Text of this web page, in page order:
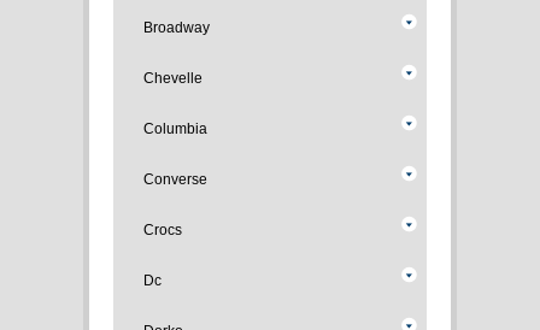
Broadway
Chevelle
Columbia
Converse
Crocs
Dc